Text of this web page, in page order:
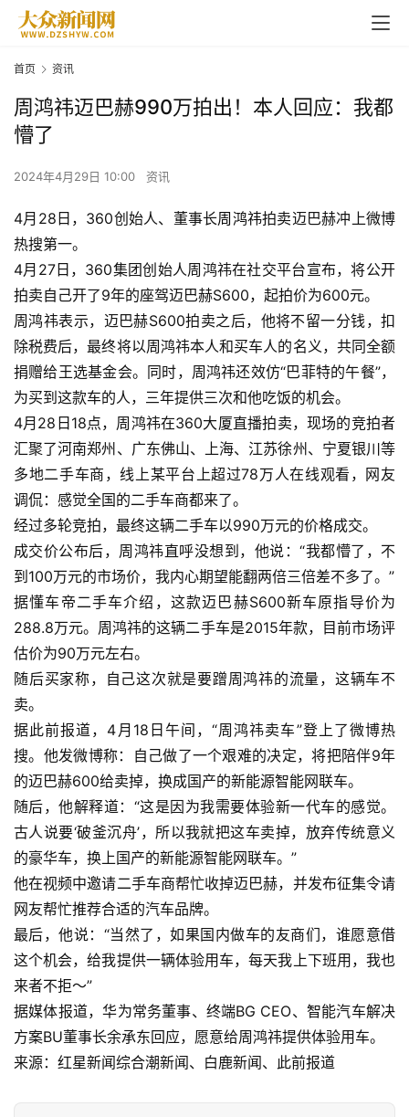
首
页
资
讯
商
业
消
费
生
活
科
技
经
登录 注册
首页 资讯
周鸿祎迈巴赫990万拍出！本人回应：我都
懵了
2024年4月29日 10:00 资讯
4月28日，360创始人、董事长周鸿祎拍卖迈巴赫冲上微博
热搜第一。
4月27日，360集团创始人周鸿祎在社交平台宣布，将公开
拍卖自己开了9年的座驾迈巴赫S600，起拍价为600元。
周鸿祎表示，迈巴赫S600拍卖之后，他将不留一分钱，扣
除税费后，最终将以周鸿祎本人和买车人的名义，共同全额
捐赠给王选基金会。同时，周鸿祎还效仿“巴菲特的午餐”，
为买到这款车的人，三年提供三次和他吃饭的机会。
4月28日18点，周鸿祎在360大厦直播拍卖，现场的竞拍者
汇聚了河南郑州、广东佛山、上海、江苏徐州、宁夏银川等
多地二手车商，线上某平台上超过78万人在线观看，网友
调侃：感觉全国的二手车商都来了。
经过多轮竞拍， 最终这辆二手车以990万元的价格成交。
成交价公布后，周鸿祎直呼没想到， 他说：“我都懵了，不
到100万元的市场价，我内心期望能翻两倍三倍差不多了。”
据懂车帝二手车介绍，这款迈巴赫S600新车原指导价为
288.8万元。周鸿祎的这辆二手车是2015年款，目前市场评
估价为90万元左右。
随后买家称，自己这次就是要蹭周鸿祎的流量，这辆车不
卖。
据此前报道，4月18日午间，“周鸿祎卖车”登上了微博热
搜。他发微博称：自己做了一个艰难的决定，将把陪伴9年
的迈巴赫600给卖掉，换成国产的新能源智能网联车。
随后，他解释道：“这是因为我需要体验新一代车的感觉。
古人说要‘破釜沉舟’，所以我就把这车卖掉，放弃传统意义
的豪华车，换上国产的新能源智能网联车。”
他在视频中邀请二手车商帮忙收掉迈巴赫，并发布征集令请
网友帮忙推荐合适的汽车品牌。
最后，他说：“当然了，如果国内做车的友商们，谁愿意借
这个机会，给我提供一辆体验用车，每天我上下班用，我也
来者不拒～”
据媒体报道，华为常务董事、终端BG CEO、智能汽车解决
方案BU董事长余承东回应，愿意给周鸿祎提供体验用车。
来源：红星新闻综合潮新闻、白鹿新闻、此前报道